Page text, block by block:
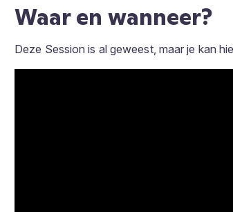
Waar en wanneer?
Deze Session is al geweest, maar je kan